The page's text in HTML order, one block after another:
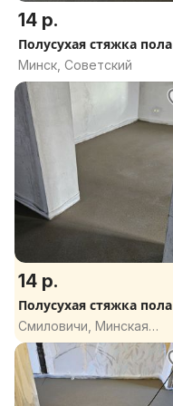
14 р.
Полусухая стяжка пола
Минск, Советский
14 р.
Полусухая стяжка пола
Смиловичи, Минская
область